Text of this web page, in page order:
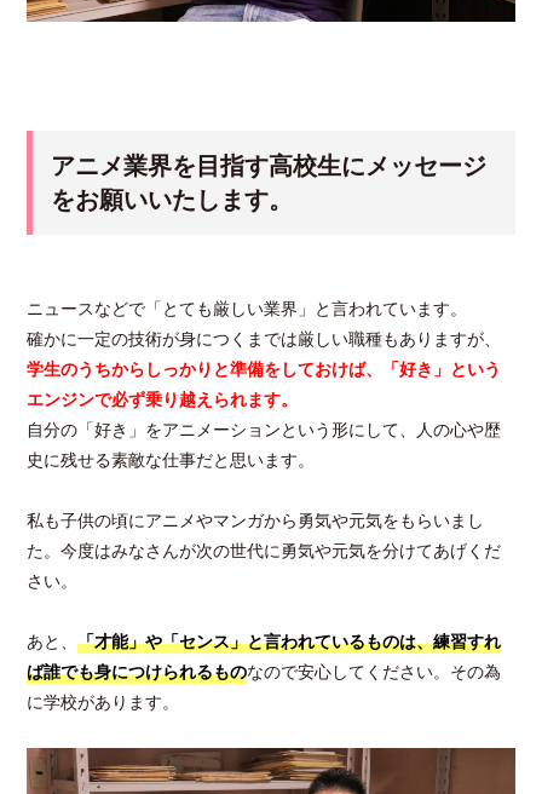
アニメ業界を目指す高校生にメッセージ
をお願いいたします。
ニュースなどで「とても厳しい業界」と言われています。
確かに一定の技術が身につくまでは厳しい職種もありますが、
学生のうちからしっかりと準備をしておけば、「好き」という
エンジンで必ず乗り越えられます。
自分の「好き」をアニメーションという形にして、人の心や歴
史に残せる素敵な仕事だと思います。
私も子供の頃にアニメやマンガから勇気や元気をもらいまし
た。今度はみなさんが次の世代に勇気や元気を分けてあげくだ
さい。
あと、「才能」や「センス」と言われているものは、練習すれ
ば誰でも身につけられるものなので安心してください。その為
に学校があります。